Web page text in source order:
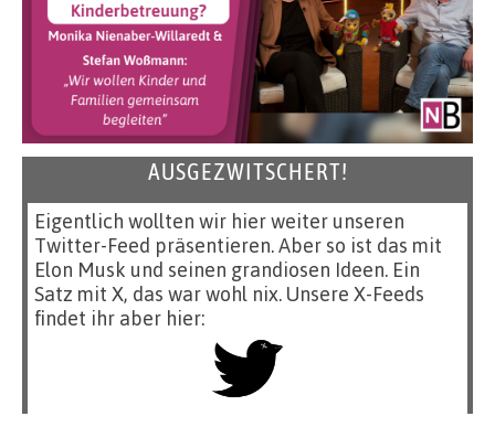
AUSGEZWITSCHERT!
Eigentlich wollten wir hier weiter unseren
Twitter-Feed präsentieren. Aber so ist das mit
Elon Musk und seinen grandiosen Ideen. Ein
Satz mit X, das war wohl nix. Unsere X-Feeds
findet ihr aber hier: